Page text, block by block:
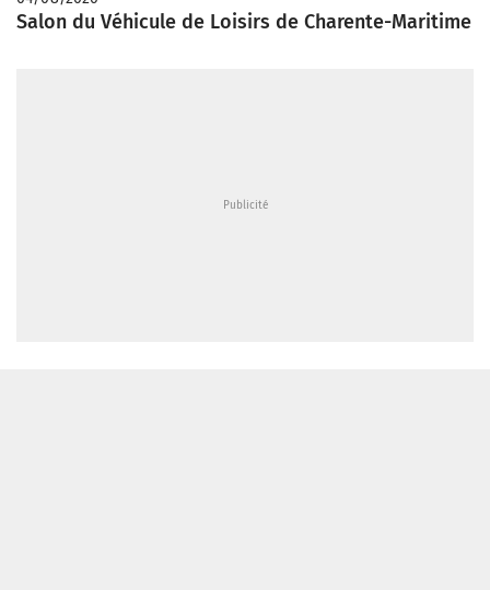
Salon du Véhicule de Loisirs de Charente-Maritime